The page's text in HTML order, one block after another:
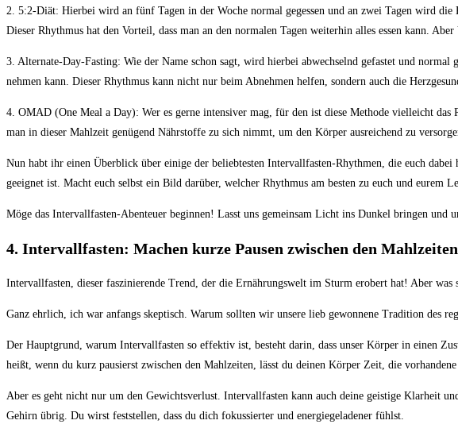
2.⁢ 5:2-Diät: Hierbei wird an fünf ‌Tagen in der Woche normal gegessen und‌ an zwei⁣ Tagen​ wird
Dieser Rhythmus hat‌ den Vorteil, ⁤dass man an ⁤den normalen Tagen ⁣weiterhin alles essen ‌kann.
3. Alternate-Day-Fasting: ⁢Wie der Name schon sagt, wird ‌hierbei ⁢abwechselnd gefastet und⁣
nehmen kann. Dieser Rhythmus⁢ kann nicht nur beim Abnehmen helfen, sondern auch die
4. OMAD (One Meal ⁣a ​Day): Wer es gerne intensiver​ mag, für den ist ⁢diese Methode vielleicht⁢
man in dieser‍ Mahlzeit genügend Nährstoffe zu sich nimmt, ​um den Körper ausreichend zu
Nun habt ihr einen Überblick‌ über einige der beliebtesten⁤ Intervallfasten-Rhythmen, die euch
geeignet ist.‌ Macht euch selbst ein Bild darüber,⁣ welcher Rhythmus am besten ⁢zu euch ‌und‍ eurem
Möge das ‍Intervallfasten-Abenteuer beginnen! Lasst uns gemeinsam⁢ Licht ‍ins Dunkel bringen und
4. ⁣Intervallfasten: Machen kurze ‍Pausen ⁣zwischen den
Intervallfasten,‌ dieser ‌faszinierende Trend, ⁣der ⁣die Ernährungswelt im Sturm ​erobert hat! Aber
Ganz ehrlich, ich‌ war anfangs skeptisch. Warum sollten wir⁤ unsere lieb gewonnene ⁤Tradition des
Der Hauptgrund, warum Intervallfasten so ⁢effektiv ist, besteht darin,⁢ dass ‌unser⁣ Körper in⁣ einen‌
heißt,‌ wenn⁢ du​ kurz pausierst ⁤zwischen den ​Mahlzeiten, lässt du⁣ deinen⁤ Körper ⁣Zeit, die‍
Aber ⁤es geht‌ nicht ⁤nur ‍um den Gewichtsverlust.‌ Intervallfasten kann auch deine‍ geistige⁣ Klarheit
Gehirn übrig. Du wirst ⁢feststellen, dass du dich fokussierter‍ und ‍energiegeladener⁤ fühlst.